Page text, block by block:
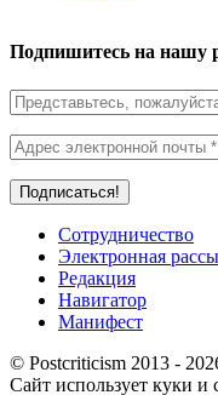
Подпишитесь на нашу
Сотрудничество
Электронная
Редакция
Навигатор
Манифест
© Postcriticism 2013 -
Сайт использует куки